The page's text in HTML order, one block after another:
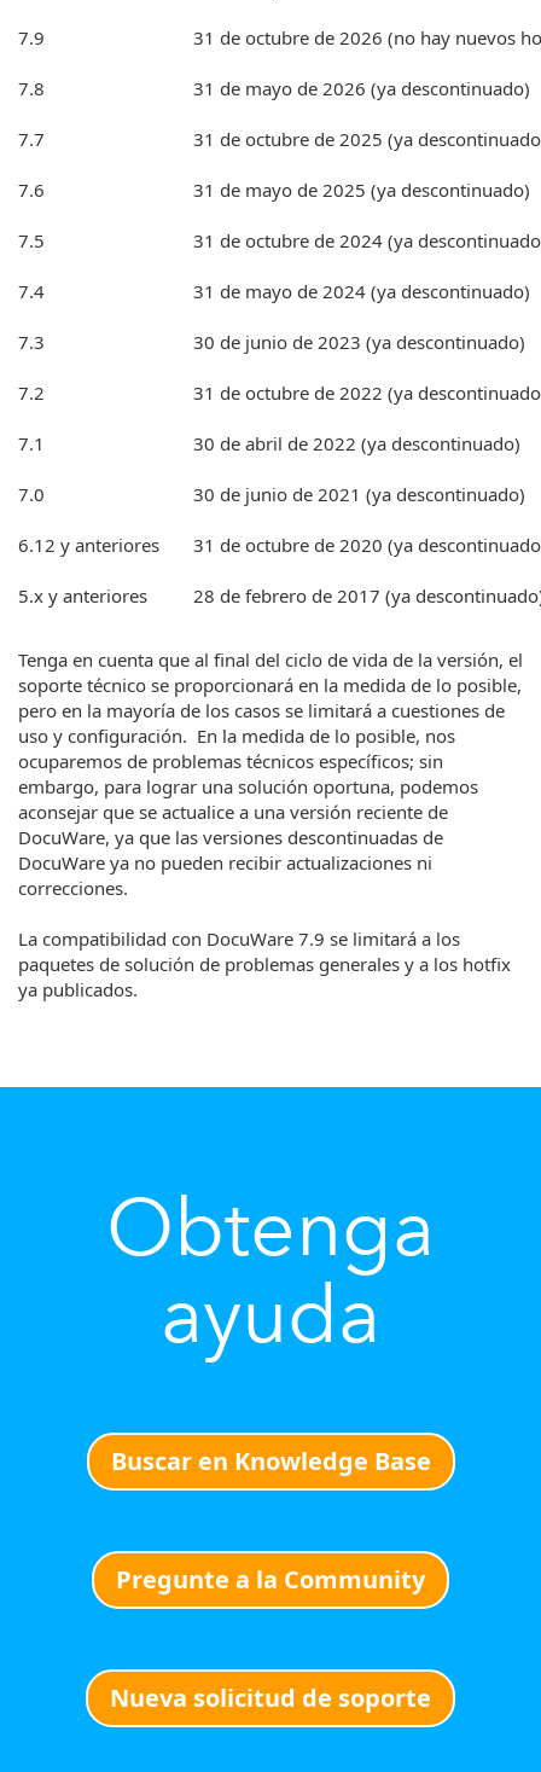
7.9 31 de octubre de 2026 (no hay nuevos
7.8 31 de mayo de 2026 (ya descontinuado)
7.7 31 de octubre de 2025 (ya
7.6 31 de mayo de 2025 (ya descontinuado)
7.5 31 de octubre de 2024 (ya
7.4 31 de mayo de 2024 (ya descontinuado)
7.3 30 de junio de 2023 (ya descontinuado)
7.2 31 de octubre de 2022 (ya
7.1 30 de abril de 2022 (ya descontinuado)
7.0 30 de junio de 2021 (ya descontinuado)
6.12 y anteriores 31 de octubre de 2020 (ya
5.x y anteriores 28 de febrero de 2017 (ya
Tenga en cuenta que al final del ciclo de vida de la versión, el
soporte técnico se proporcionará en la medida de lo posible,
pero en la mayoría de los casos se limitará a cuestiones de
uso y configuración. En la medida de lo posible, nos
ocuparemos de problemas técnicos específicos; sin
embargo, para lograr una solución oportuna, podemos
aconsejar que se actualice a una versión reciente de
DocuWare, ya que las versiones descontinuadas de
DocuWare ya no pueden recibir actualizaciones ni
correcciones.
La compatibilidad con DocuWare 7.9 se limitará a los
paquetes de solución de problemas generales y a los hotfix
ya publicados.
Obtenga
ayuda
Buscar en Knowledge Base
Pregunte a la Community
Nueva solicitud de soporte